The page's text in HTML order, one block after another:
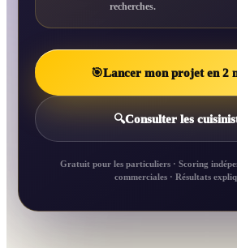
recherches.
🎯Lancer mon projet en 2
🔍Consulter les
Gratuit pour les particuliers · Scoring
commerciales · Résultats